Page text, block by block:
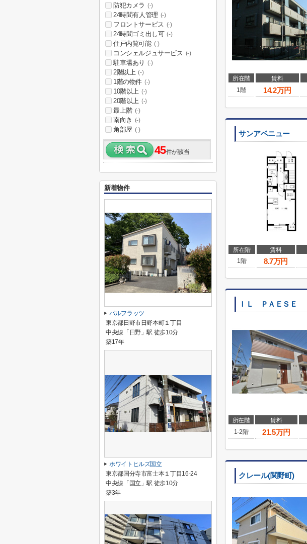
所在階 賃料
1階
14.2万円
サンアベニュー
所在階 賃料
1階
8.7万円
ＩＬ ＰＡＥＳＥ
所在階 賃料
1-2階
21.5万円
クレール(関野町)
防犯カメラ (-)
24時間有人管理 (-)
フロントサービス (-)
24時間ゴミ出し可 (-)
住戸内覧可能 (-)
コンシェルジュサービス (-)
駐車場あり (-)
2階以上 (-)
1階の物件 (-)
10階以上 (-)
20階以上 (-)
最上階 (-)
南向き (-)
角部屋 (-)
45件が該当
新着物件
パルフラッツ
東京都日野市日野本町１丁目
中央線「日野」駅 徒歩10分
築17年
ホワイトヒルズ国立
東京都国分寺市富士本１丁目16-24
中央線「国立」駅 徒歩10分
築3年